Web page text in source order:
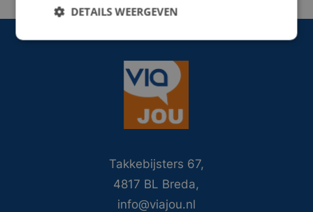
Takkebijsters 67,
4817 BL Breda,
info@viajou.nl
DETAILS WEERGEVEN